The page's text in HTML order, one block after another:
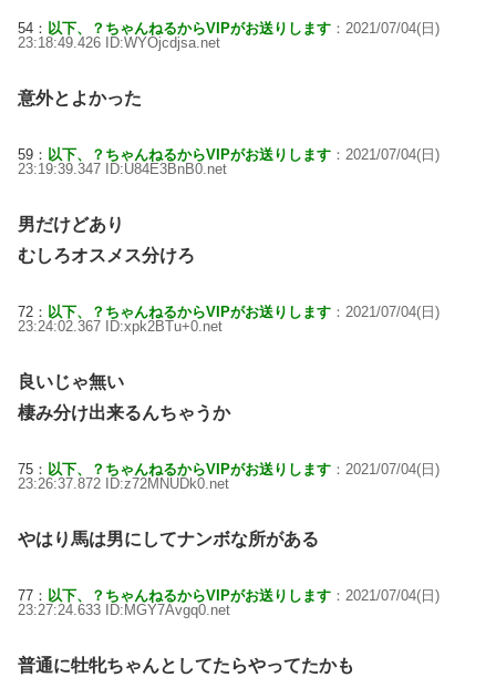
54： 以下、？ちゃんねるからVIPがお送りします ：2021/07/04(日)
23:18:49.426 ID:WYOjcdjsa.net
意外とよかった
59： 以下、？ちゃんねるからVIPがお送りします ：2021/07/04(日)
23:19:39.347 ID:U84E3BnB0.net
男だけどあり
むしろオスメス分けろ
72： 以下、？ちゃんねるからVIPがお送りします ：2021/07/04(日)
23:24:02.367 ID:xpk2BTu+0.net
良いじゃ無い
棲み分け出来るんちゃうか
75： 以下、？ちゃんねるからVIPがお送りします ：2021/07/04(日)
23:26:37.872 ID:z72MNUDk0.net
やはり馬は男にしてナンボな所がある
77： 以下、？ちゃんねるからVIPがお送りします ：2021/07/04(日)
23:27:24.633 ID:MGY7Avgq0.net
普通に牡牝ちゃんとしてたらやってたかも